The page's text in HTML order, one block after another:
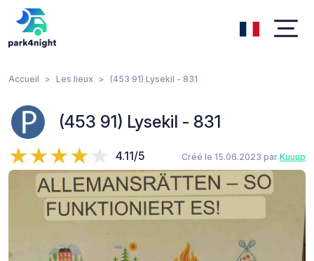
Accueil Les lieux (453 91) Lysekil - 831
(453 91) Lysekil - 831
4.11/5 Créé le 15.06.2023 par Kuuup